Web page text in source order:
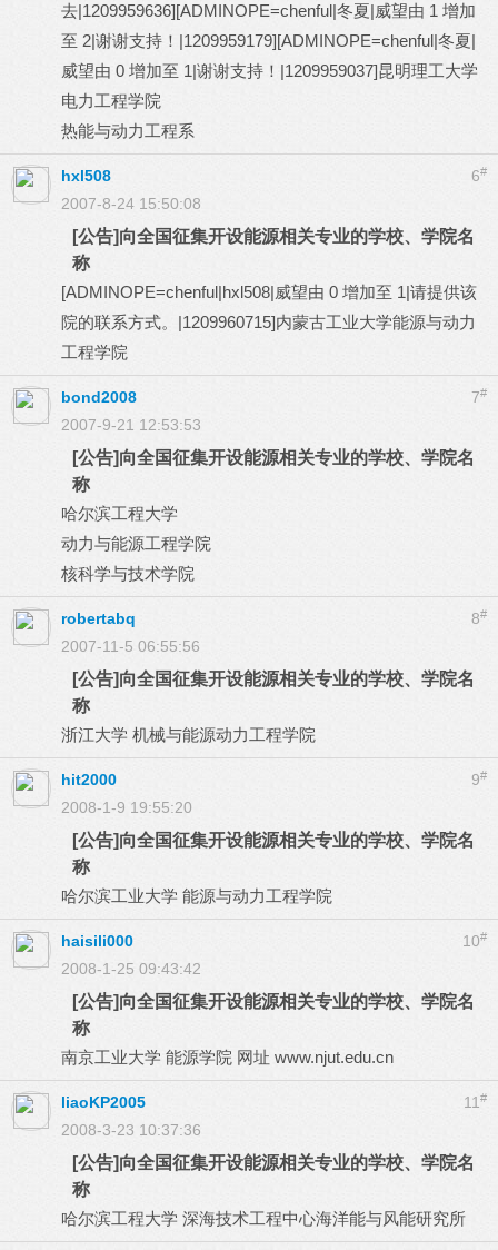
去|1209959636][ADMINOPE=chenful|冬夏|威望由 1 增加
至 2|谢谢支持！|1209959179][ADMINOPE=chenful|冬夏|
威望由 0 增加至 1|谢谢支持！|1209959037]昆明理工大学
电力工程学院
热能与动力工程系
6#
hxl508
2007-8-24 15:50:08
[公告]向全国征集开设能源相关专业的学校、学院名
称
[ADMINOPE=chenful|hxl508|威望由 0 增加至 1|请提供该
院的联系方式。|1209960715]内蒙古工业大学能源与动力
工程学院
7#
bond2008
2007-9-21 12:53:53
[公告]向全国征集开设能源相关专业的学校、学院名
称
哈尔滨工程大学
动力与能源工程学院
核科学与技术学院
8#
robertabq
2007-11-5 06:55:56
[公告]向全国征集开设能源相关专业的学校、学院名
称
浙江大学 机械与能源动力工程学院
9#
hit2000
2008-1-9 19:55:20
[公告]向全国征集开设能源相关专业的学校、学院名
称
哈尔滨工业大学 能源与动力工程学院
10#
haisili000
2008-1-25 09:43:42
[公告]向全国征集开设能源相关专业的学校、学院名
称
南京工业大学 能源学院 网址 www.njut.edu.cn
11 #
liaoKP2005
2008-3-23 10:37:36
[公告]向全国征集开设能源相关专业的学校、学院名
称
哈尔滨工程大学 深海技术工程中心海洋能与风能研究所